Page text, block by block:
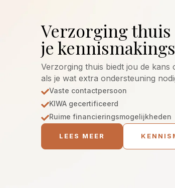
Verzorging
je
Verzorging thuis biedt jou de
als je wat extra ondersteuning
Vaste contactpersoon
KIWA gecertificeerd
Ruime financieringsmogelijkheden
LEES MEER